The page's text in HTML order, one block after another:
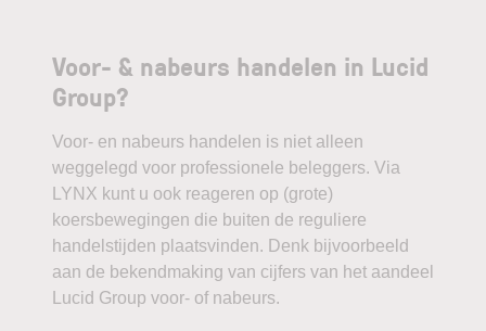
Voor- & nabeurs handelen in Lucid
Group?
Voor- en nabeurs handelen is niet alleen
weggelegd voor professionele beleggers. Via
LYNX kunt u ook reageren op (grote)
koersbewegingen die buiten de reguliere
handelstijden plaatsvinden. Denk bijvoorbeeld
aan de bekendmaking van cijfers van het aandeel
Lucid Group voor- of nabeurs.